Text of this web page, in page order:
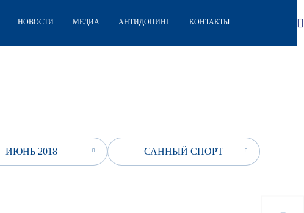
НОВОСТИ МЕДИА АНТИДОПИНГ КОНТАКТЫ
ИЮНЬ 2018 САННЫЙ СПОРТ